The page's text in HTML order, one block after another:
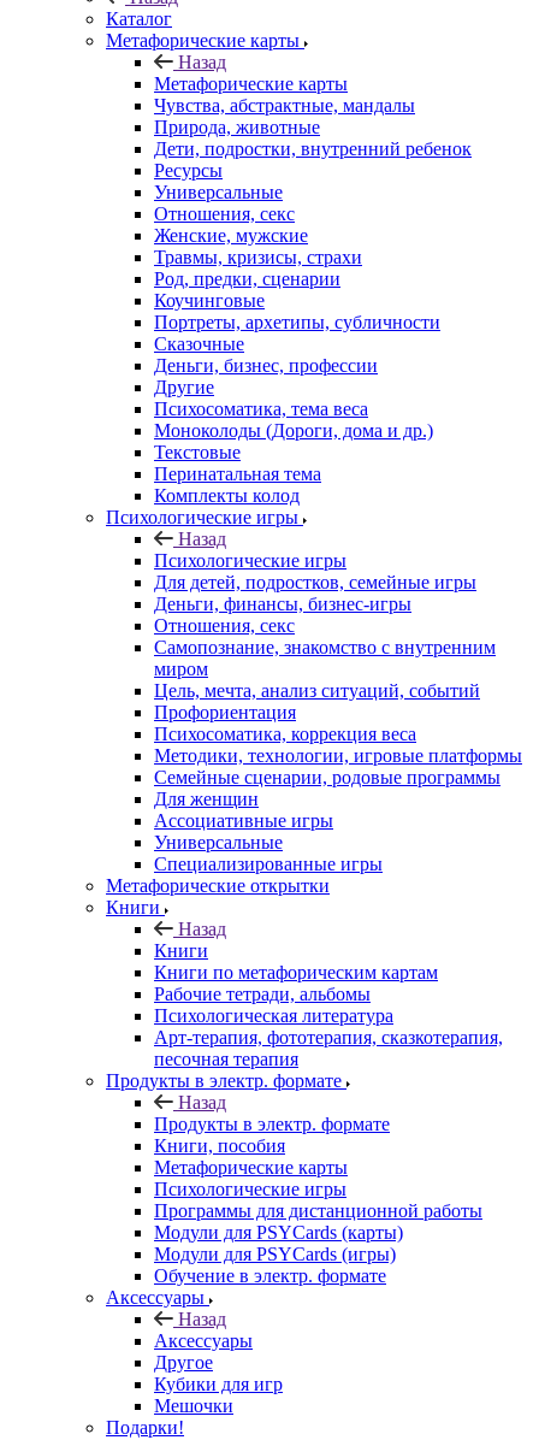
Каталог
Mетафорические карты
Назад
Mетафорические карты
Чувства, абстрактные, мандалы
Природа, животные
Дети, подростки, внутренний ребенок
Ресурсы
Универсальные
Отношения, секс
Женские, мужские
Травмы, кризисы, страхи
Род, предки, сценарии
Коучинговые
Портреты, архетипы, субличности
Сказочные
Деньги, бизнес, профессии
Другие
Психосоматика, тема веса
Моноколоды (Дороги, дома и др.)
Текстовые
Перинатальная тема
Комплекты колод
Психологические игры
Назад
Психологические игры
Для детей, подростков, семейные игры
Деньги, финансы, бизнес-игры
Отношения, секс
Самопознание, знакомство с внутренним
миром
Цель, мечта, анализ ситуаций, событий
Профориентация
Психосоматика, коррекция веса
Методики, технологии, игровые платформы
Семейные сценарии, родовые программы
Для женщин
Ассоциативные игры
Универсальные
Специализированные игры
Метафорические открытки
Книги
Назад
Книги
Книги по метафорическим картам
Рабочие тетради, альбомы
Психологическая литература
Арт-терапия, фототерапия, сказкотерапия,
песочная терапия
Продукты в электр. формате
Назад
Продукты в электр. формате
Книги, пособия
Метафорические карты
Психологические игры
Программы для дистанционной работы
Модули для PSYCards (карты)
Модули для PSYCards (игры)
Обучение в электр. формате
Аксессуары
Назад
Аксессуары
Другое
Кубики для игр
Мешочки
Подарки!